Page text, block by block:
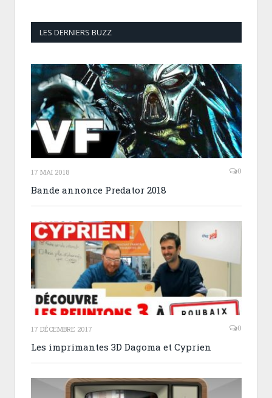
LES DERNIERS BUZZ
17 MAI 2018 0
Bande annonce Predator 2018
17 DÉCEMBRE 2017 0
Les imprimantes 3D Dagoma et Cyprien